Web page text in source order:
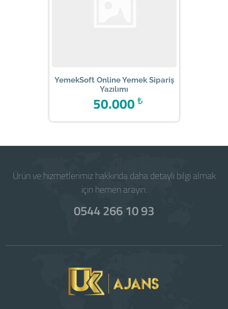
YemekSoft Online Yemek Sipariş
Yazılımı
₺
50.000
Ürün ve hizmetlerimiz hakkında daha detaylı bilgi almak
için hemen arayın.
0544 266 10 93